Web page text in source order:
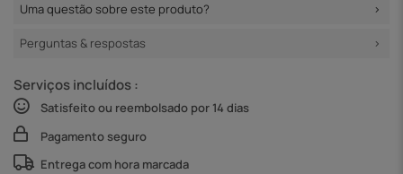
Uma questão sobre este produto?
Perguntas & respostas
Serviços incluídos :
Satisfeito ou reembolsado por 14 dias
Pagamento seguro
Entrega com hora marcada